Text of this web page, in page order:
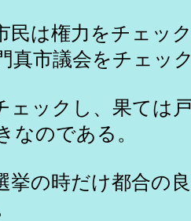
民は権力をチェッ
真市議会をチェッ
ェックし、果ては
なのである。
挙の時だけ都合の